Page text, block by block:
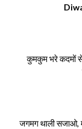
कुमकुम भरे कदमों से
जगमग थाली सजाओ,